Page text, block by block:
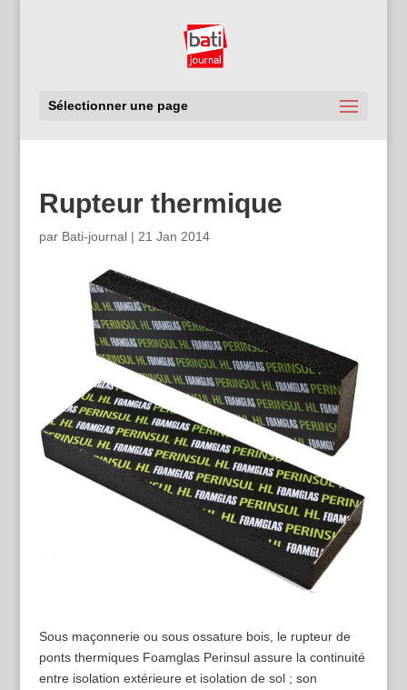
Sélectionner une page
Rupteur thermique
par Bati-journal| 21 Jan 2014
Sous maçonnerie ou sous ossature bois, le rupteur de
ponts thermiques Foamglas Perinsul assure la continuité
entre isolation extérieure et isolation de sol ; son